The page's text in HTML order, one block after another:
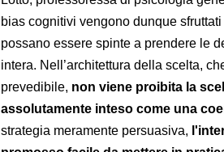
bias cognitivi vengono dunque
possano essere spinte a prendere le
intera. Nell’architettura della scelta,
prevedibile, non viene proibita la
assolutamente inteso come una
strategia meramente persuasiva,